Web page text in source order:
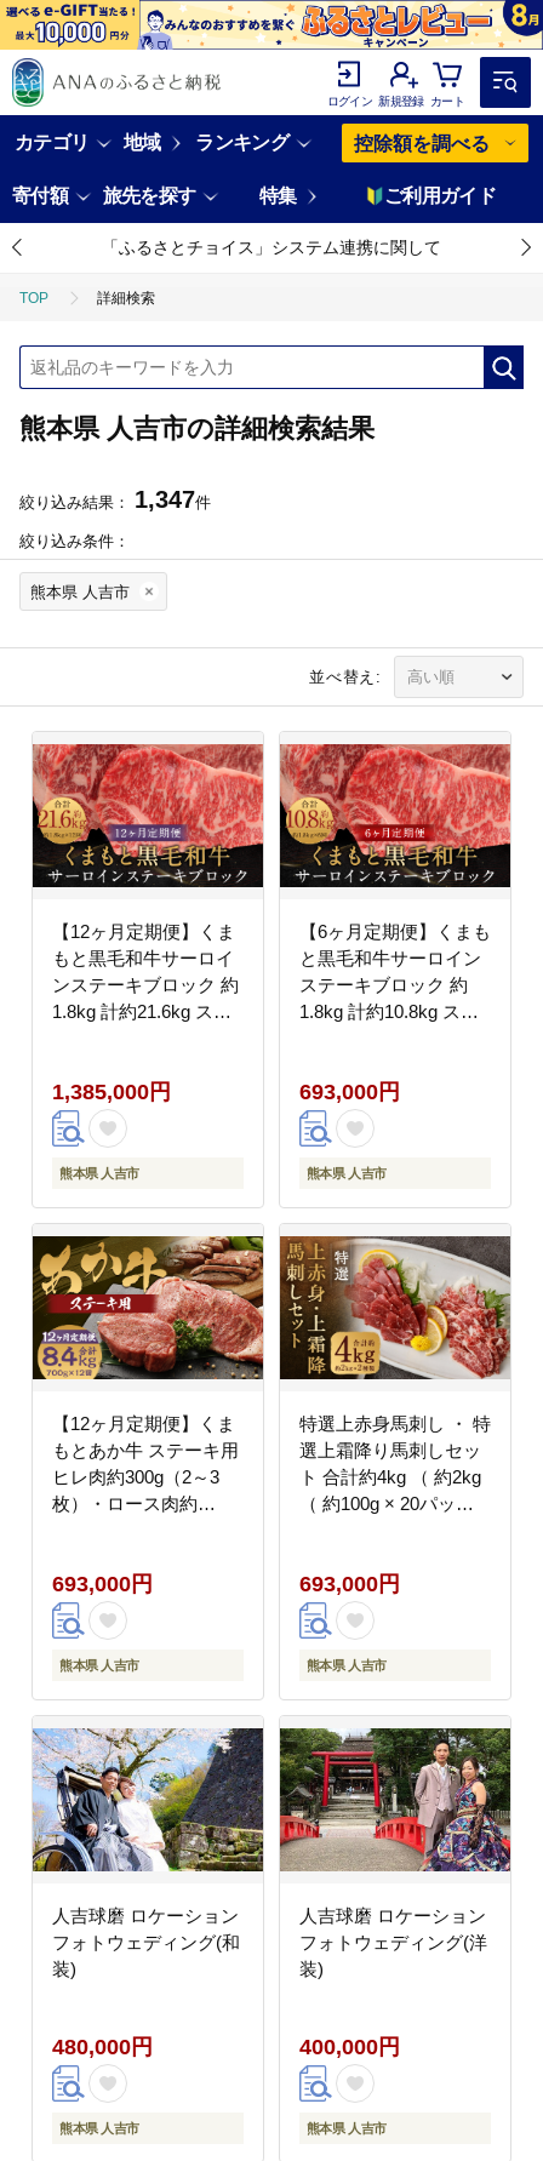
ログイン 新規登録 カート
カテゴリ 地域 ランキング 控除額を調べる
寄付額 旅先を探す 特集 ご利用ガイド
「ふるさとチョイス」システム連携に関して
TOP 詳細検索
熊本県 人吉市の詳細検索結果
絞り込み結果： 1,347件
絞り込み条件：
熊本県 人吉市
並べ替え:
【12ヶ月定期便】くま
もと黒毛和牛サーロイ
ンステーキブロック 約
1.8kg 計約21.6kg ステ
1,385,000円
熊本県 人吉市
【6ヶ月定期便】くまも
と黒毛和牛サーロイン
ステーキブロック 約
1.8kg 計約10.8kg ステ
693,000円
熊本県 人吉市
【12ヶ月定期便】くま
もとあか牛 ステーキ用
ヒレ肉約300g（2～3
枚）・ロース肉約
ロース ステーキ 国産
熊本県 人吉市
693,000円
熊本県 人吉市
特選上赤身馬刺し ・ 特
選上霜降り馬刺しセッ
ト 合計約4kg （ 約2kg
（ 約100g × 20パック
肉 馬肉 馬 特選 赤身 霜
降り 冷凍
693,000円
熊本県 人吉市
人吉球磨 ロケーション
フォトウェディング(和
装)
480,000円
熊本県 人吉市
人吉球磨 ロケーション
フォトウェディング(洋
装)
400,000円
熊本県 人吉市